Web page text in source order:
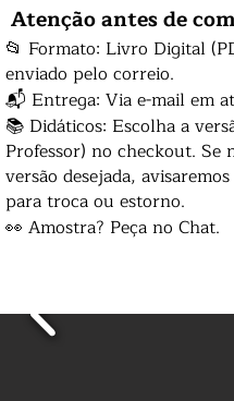
Atenção antes de
📂 Formato: Livro Digital
enviado pelo correio.
📬 Entrega: Via e-mail em
📚 Didáticos: Escolha a
Professor) no checkout. Se
versão desejada,
para troca ou estorno.
👀 Amostra? Peça no Chat.